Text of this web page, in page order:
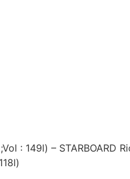
: 149l) – STARBOARD